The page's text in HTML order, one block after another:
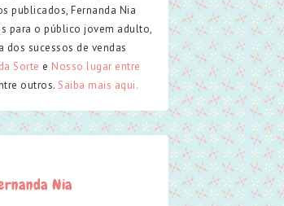
publicados, Fernanda Nia
para o público jovem adulto,
dos sucessos de vendas
Sorte e Nosso lugar entre
outros. Saiba mais aqui.
Nia